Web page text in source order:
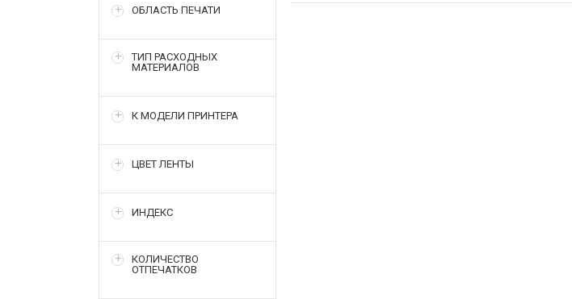
ОБЛАСТЬ ПЕЧАТИ
ТИП РАСХОДНЫХ
МАТЕРИАЛОВ
К МОДЕЛИ ПРИНТЕРА
ЦВЕТ ЛЕНТЫ
ИНДЕКС
КОЛИЧЕСТВО
ОТПЕЧАТКОВ